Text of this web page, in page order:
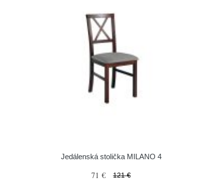
Jedálenská stolička MILANO 4
71 € 121 €